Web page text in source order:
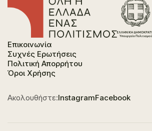
Επικοινωνία
Συχνές Ερωτήσεις
Πολιτική Απορρήτου
Όροι Χρήσης
Ακολουθήστε:InstagramFacebook